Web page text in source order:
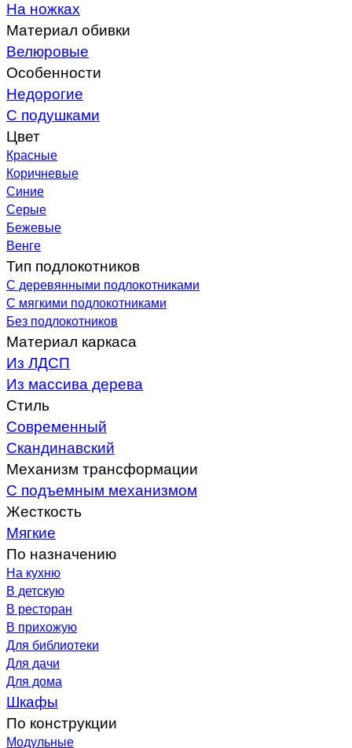
На ножках
Материал обивки
Велюровые
Особенности
Недорогие
С подушками
Цвет
Красные
Коричневые
Синие
Серые
Бежевые
Венге
Тип подлокотников
С деревянными подлокотниками
С мягкими подлокотниками
Без подлокотников
Материал каркаса
Из ЛДСП
Из массива дерева
Стиль
Современный
Скандинавский
Механизм трансформации
С подъемным механизмом
Жесткость
Мягкие
По назначению
На кухню
В детскую
В ресторан
В прихожую
Для библиотеки
Для дачи
Для дома
Шкафы
По конструкции
Модульные